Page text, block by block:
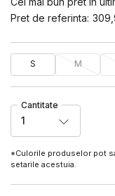
Pret de referinta:
S M
Cantitate
1
*Culorile produselor pot
setarile acestuia.